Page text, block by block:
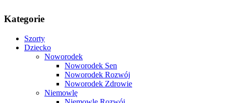
Kategorie
Szorty
Dziecko
Noworodek
Noworodek Sen
Noworodek Rozwój
Noworodek Zdrowie
Niemowlę